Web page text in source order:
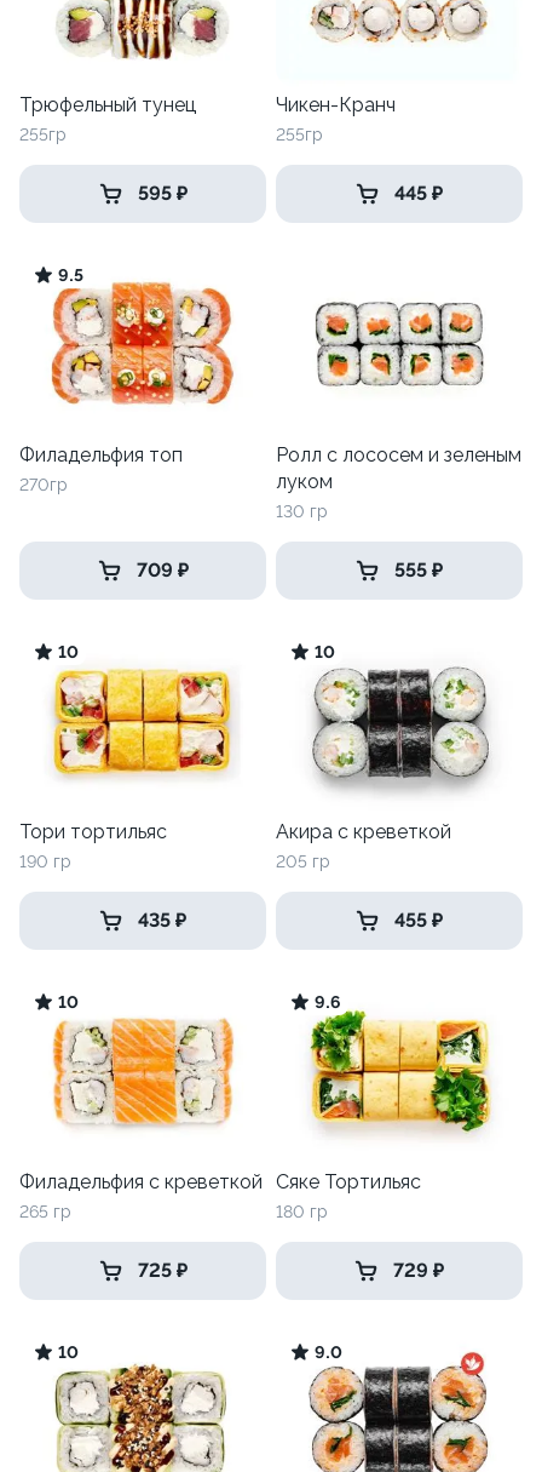
Трюфельный тунец
255гр
595 ₽
Чикен-Кранч
255гр
445 ₽
9.5
Филадельфия топ
270гр
709 ₽
Ролл с лососем и зеленым
луком
130 гр
555 ₽
10
Тори тортильяс
190 гр
435 ₽
10
Акира с креветкой
205 гр
455 ₽
10
Филадельфия с креветкой
265 гр
725 ₽
9.6
Сяке Тортильяс
180 гр
729 ₽
10 9.0